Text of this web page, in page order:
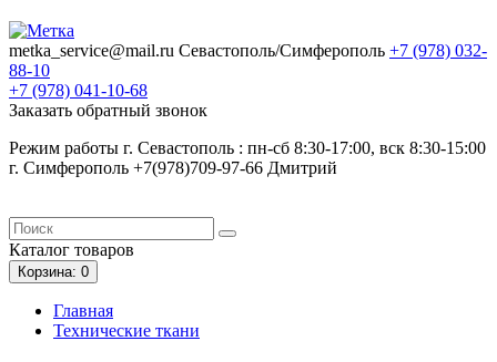
metka_service@mail.ru Севастополь/Симферополь +7 (978) 032-
88-10
+7 (978) 041-10-68
Заказать обратный звонок
Режим работы г. Севастополь : пн-сб 8:30-17:00, вск 8:30-15:00
г. Симферополь +7(978)709-97-66 Дмитрий
Каталог товаров
Корзина: 0
Главная
Технические ткани